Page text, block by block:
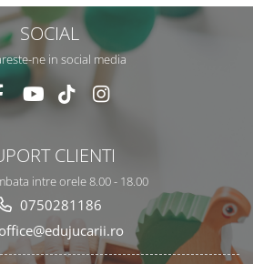
SOCIAL
ne in social media
CLIENTI
intre orele 8.00 - 18.00
0750281186
office@edujucarii.ro